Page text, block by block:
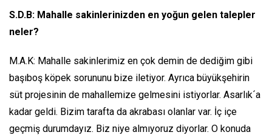
S.D.B: Mahalle sakinlerinizden en yoğun gelen talepler
neler?
M.A.K: Mahalle sakinlerimiz en çok demin de dediğim gibi
başıboş köpek sorununu bize iletiyor. Ayrıca büyükşehirin
süt projesinin de mahallemize gelmesini istiyorlar. Asarlık´a
kadar geldi. Bizim tarafta da akrabası olanlar var. İç içe
geçmiş durumdayız. Biz niye almıyoruz diyorlar. O konuda